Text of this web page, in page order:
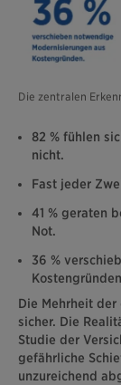
Die zentralen
82 % fühlen
nicht.
Fast jeder
41 % geraten
Not.
36 %
Die Mehrheit
sicher. Die
Studie der
gefährliche
unzureichend